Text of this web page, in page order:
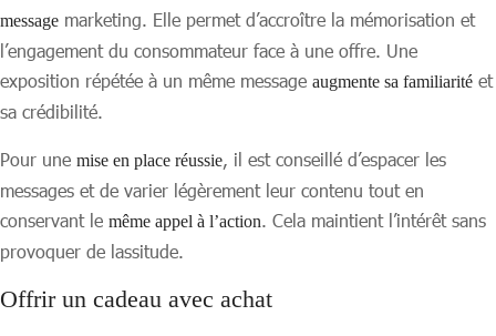
message marketing. Elle permet d’accroître la mémorisation et
l’engagement du consommateur face à une offre. Une
exposition répétée à un même message augmente sa familiarité et
sa crédibilité.
Pour une mise en place réussie, il est conseillé d’espacer les
messages et de varier légèrement leur contenu tout en
conservant le même appel à l’action. Cela maintient l’intérêt sans
provoquer de lassitude.
Offrir un cadeau avec achat